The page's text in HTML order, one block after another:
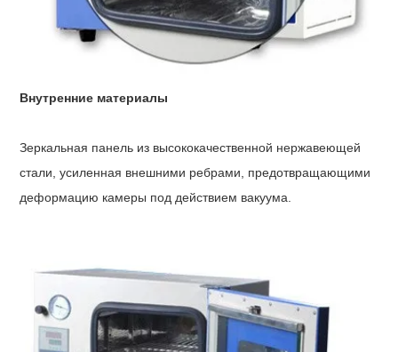
Внутренние материалы
Зеркальная панель из высококачественной нержавеющей
стали, усиленная внешними ребрами, предотвращающими
деформацию камеры под действием вакуума.